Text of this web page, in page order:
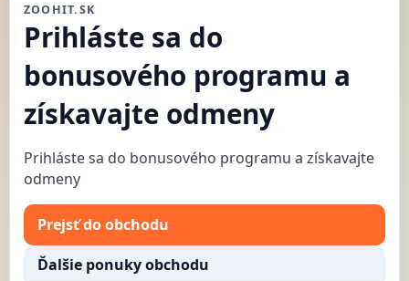
ZOOHIT.SK
Prihláste sa do
bonusového programu a
získavajte odmeny
Prihláste sa do bonusového programu a získavajte
odmeny
Prejsť do obchodu
Ďalšie ponuky obchodu